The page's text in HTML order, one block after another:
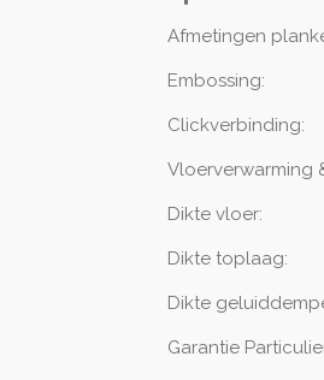
Embossing:
Clickverbinding:
Vloerverwarming
Dikte toplaag:
Dikte
Garantie